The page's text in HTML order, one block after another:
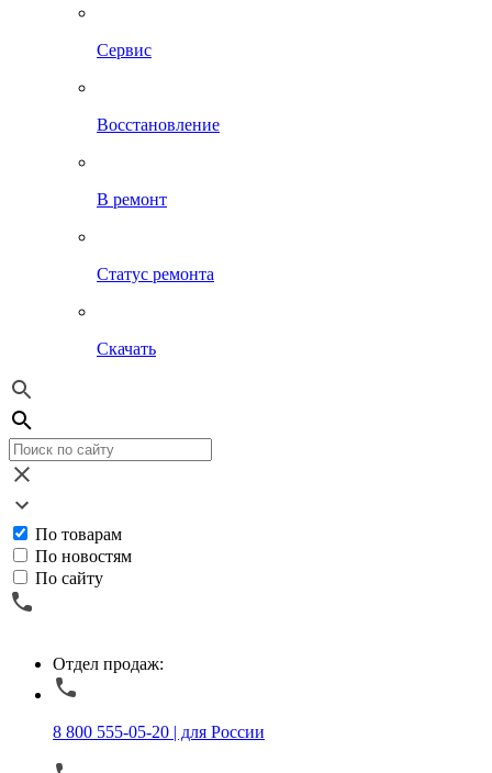
Сервис
Восстановление
В ремонт
Статус ремонта
Скачать
По товарам
По новостям
По сайту
Отдел продаж:
8 800 555-05-20 | для России